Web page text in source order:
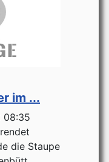
im ...
08:35
die Staupe